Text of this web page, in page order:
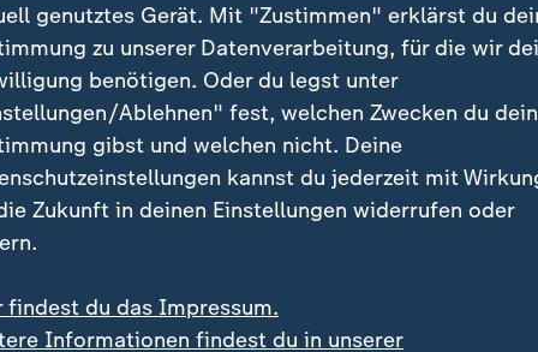
venezolanischen Regierung haben die Erdbeben
oder anderweitig beeinträchtigt. Laut
sind besorgt, dass das tagelange Schlafen
Schutzunterkünften Auswirkungen auf
haben könnte.
Betroffene in nur zwei Städten
von La Guaira - Catia La Mar und Caraballeda -
Behörden zum Zeitpunkt der Erdbeben der Stärke
genutztes Gerät. Mit "Zustimmen" erklärst du
zu unserer Datenverarbeitung, für die wir
benötigen. Oder du legst unter
Ablehnen" fest, welchen Zwecken du
gibst und welchen nicht. Deine
kannst du jederzeit mit
Zukunft in deinen Einstellungen widerrufen oder
findest du das Impressum.
Informationen findest du in unserer